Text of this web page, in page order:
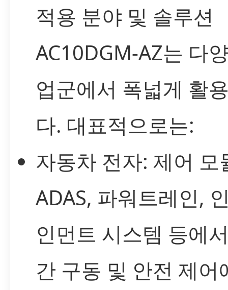
적용 분야 및 솔루션
AC10DGM-AZ는 다
업군에서 폭넓게 활
다. 대표적으로는:
자동차 전자: 제어 모
ADAS, 파워트레인,
인먼트 시스템 등에
간 구동 및 안전 제어